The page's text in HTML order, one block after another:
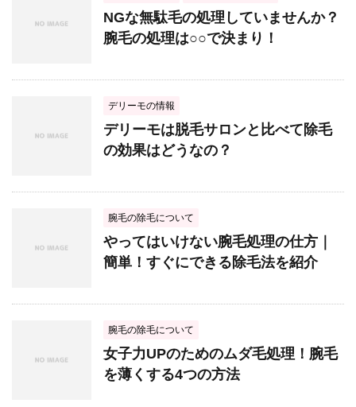
NGな無駄毛の処理していませんか？
腕毛の処理は○○で決まり！
デリーモの情報
デリーモは脱毛サロンと比べて除毛
の効果はどうなの？
腕毛の除毛について
やってはいけない腕毛処理の仕方｜
簡単！すぐにできる除毛法を紹介
腕毛の除毛について
女子力UPのためのムダ毛処理！腕毛
を薄くする4つの方法